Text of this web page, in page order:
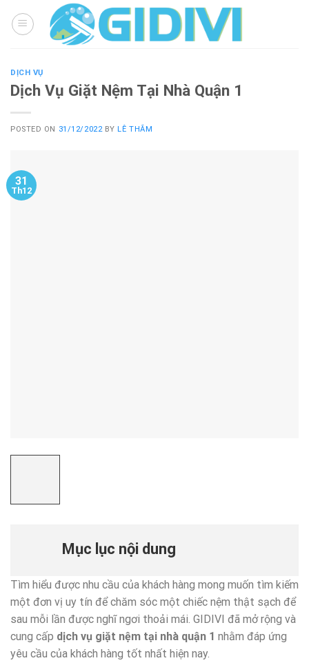
DỊCH VỤ
Dịch Vụ Giặt Nệm Tại Nhà Quận 1
POSTED ON 31/12/2022 BY LÊ THẮM
31
Th12
Mục lục nội dung
Tìm hiểu được nhu cầu của khách hàng mong muốn tìm kiếm
một đơn vị uy tín để chăm sóc một chiếc nệm thật sạch để
sau mỗi lần được nghĩ ngơi thoải mái. GIDIVI đã mở rộng và
cung cấp dịch vụ giặt nệm tại nhà quận 1 nhằm đáp ứng
yêu cầu của khách hàng tốt nhất hiện nay.